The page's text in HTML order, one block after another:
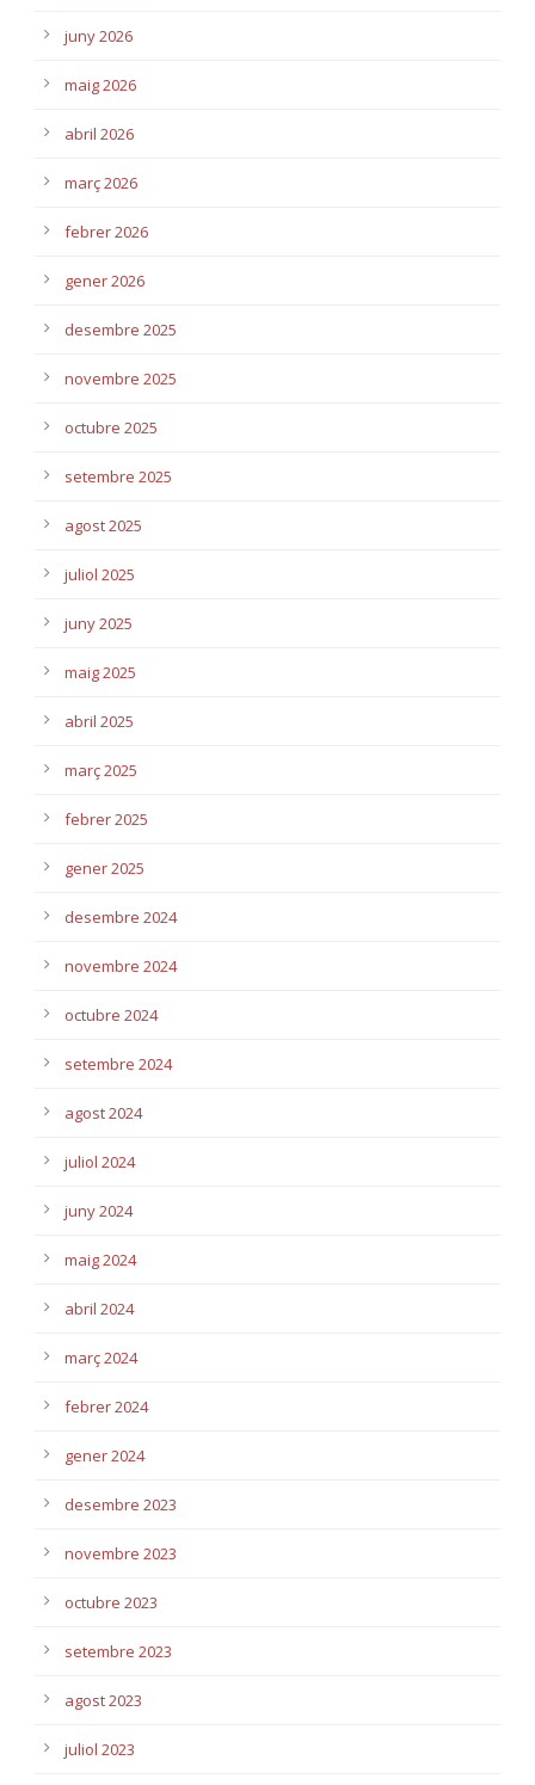
juny 2026
maig 2026
abril 2026
març 2026
febrer 2026
gener 2026
desembre 2025
novembre 2025
octubre 2025
setembre 2025
agost 2025
juliol 2025
juny 2025
maig 2025
abril 2025
març 2025
febrer 2025
gener 2025
desembre 2024
novembre 2024
octubre 2024
setembre 2024
agost 2024
juliol 2024
juny 2024
maig 2024
abril 2024
març 2024
febrer 2024
gener 2024
desembre 2023
novembre 2023
octubre 2023
setembre 2023
agost 2023
juliol 2023